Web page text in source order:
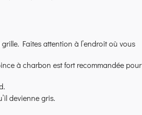
Faites attention à l’endroit où vous
à charbon est fort recommandée pour
devienne gris.